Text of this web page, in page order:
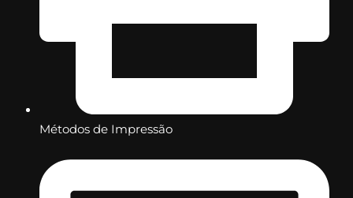
Métodos de Impressão